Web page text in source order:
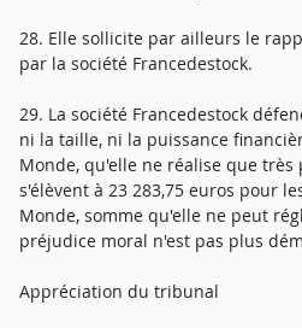
28. Elle sollicite par ailleurs le
par la société Francedestock.
29. La société Francedestock
ni la taille, ni la puissance
Monde, qu'elle ne réalise que très
s'élèvent à 23 283,75 euros pour
Monde, somme qu'elle ne peut
préjudice moral n'est pas plus
Appréciation du tribunal